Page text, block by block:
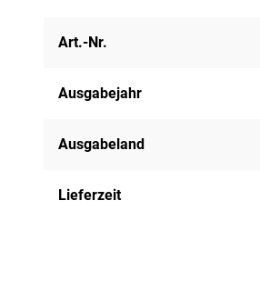
Art.-Nr.
Ausgabejahr
Ausgabeland
Lieferzeit